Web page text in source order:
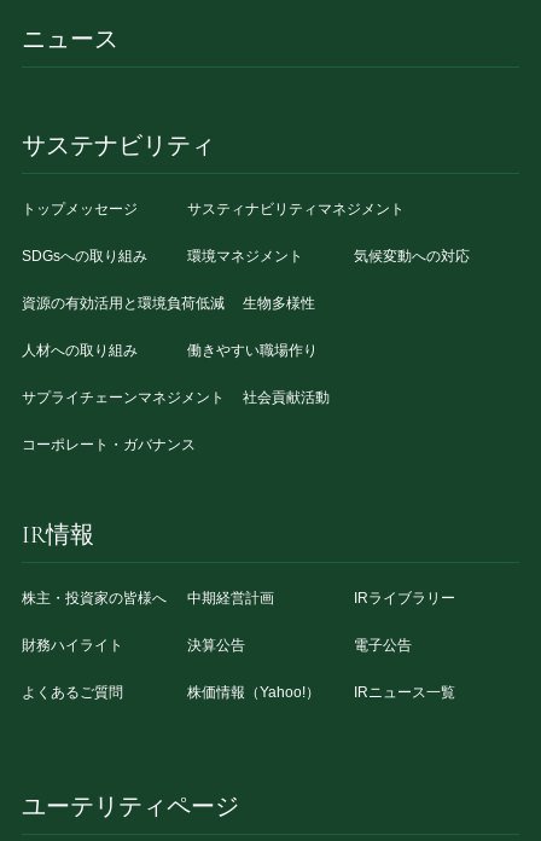
ニュース
サステナビリティ
トップメッセージ サスティナビリティマネジメント
SDGsへの取り組み 環境マネジメント 気候変動への対応
資源の有効活用と環境負荷低減 生物多様性
人材への取り組み 働きやすい職場作り
サプライチェーンマネジメント 社会貢献活動
コーポレート・ガバナンス
IR情報
株主・投資家の皆様へ 中期経営計画 IRライブラリー
財務ハイライト 決算公告 電子公告
よくあるご質問 株価情報（Yahoo!） IRニュース一覧
ユーテリティページ